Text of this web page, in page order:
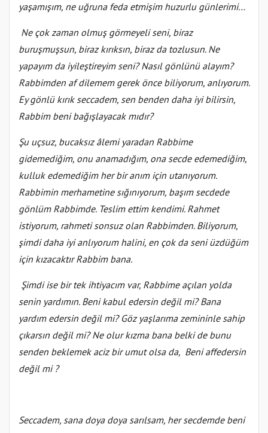
yaşamışım, ne uğruna feda etmişim huzurlu günlerimi…
Ne çok zaman olmuş görmeyeli seni, biraz
buruşmuşsun, biraz kırıksın, biraz da tozlusun. Ne
yapayım da iyileştireyim seni? Nasıl gönlünü alayım?
Rabbimden af dilemem gerek önce biliyorum, anlıyorum.
Ey gönlü kırık seccadem, sen benden daha iyi bilirsin,
Rabbim beni bağışlayacak mıdır?
Şu uçsuz, bucaksız âlemi yaradan Rabbime
gidemediğim, onu anamadığım, ona secde edemediğim,
kulluk edemediğim her bir anım için utanıyorum.
Rabbimin merhametine sığınıyorum, başım secdede
gönlüm Rabbimde. Teslim ettim kendimi. Rahmet
istiyorum, rahmeti sonsuz olan Rabbimden. Biliyorum,
şimdi daha iyi anlıyorum halini, en çok da seni üzdüğüm
için kızacaktır Rabbim bana.
Şimdi ise bir tek ihtiyacım var, Rabbime açılan yolda
senin yardımın. Beni kabul edersin değil mi? Bana
yardım edersin değil mi? Göz yaşlarıma zemininle sahip
çıkarsın değil mi? Ne olur kızma bana belki de bunu
senden beklemek aciz bir umut olsa da, Beni affedersin
değil mi ?
Seccadem, sana doya doya sarılsam, her secdemde beni